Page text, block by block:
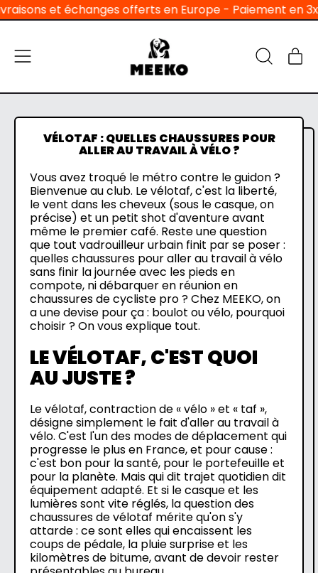
et échanges offerts en Europe - Paiement en 3x sans
Menu
notre
VÉLOTAF : QUELLES CHAUSSURES POUR
ALLER AU TRAVAIL À VÉLO ?
Vous avez troqué le métro contre le guidon ?
Bienvenue au club. Le vélotaf, c'est la liberté,
le vent dans les cheveux (sous le casque, on
précise) et un petit shot d'aventure avant
même le premier café. Reste une question
que tout vadrouilleur urbain finit par se poser :
quelles chaussures pour aller au travail à vélo
sans finir la journée avec les pieds en
compote, ni débarquer en réunion en
chaussures de cycliste pro ? Chez MEEKO, on
a une devise pour ça : boulot ou vélo, pourquoi
choisir ? On vous explique tout.
LE VÉLOTAF, C'EST QUOI
AU JUSTE ?
Le vélotaf, contraction de « vélo » et « taf »,
désigne simplement le fait d'aller au travail à
vélo. C'est l'un des modes de déplacement qui
progresse le plus en France, et pour cause :
c'est bon pour la santé, pour le portefeuille et
pour la planète. Mais qui dit trajet quotidien dit
équipement adapté. Et si le casque et les
lumières sont vite réglés, la question des
chaussures de vélotaf mérite qu'on s'y
attarde : ce sont elles qui encaissent les
coups de pédale, la pluie surprise et les
kilomètres de bitume, avant de devoir rester